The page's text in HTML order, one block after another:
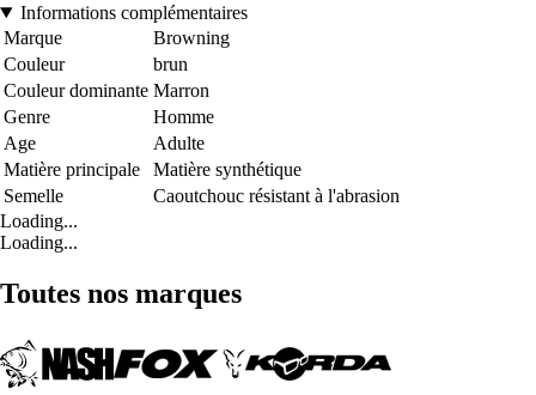
Informations complémentaires
Marque
Browning
Couleur
brun
Couleur dominante Marron
Genre
Homme
Age
Adulte
Matière principale
Matière synthétique
Semelle
Caoutchouc résistant à l'abrasion
Loading...
Loading...
Toutes nos marques